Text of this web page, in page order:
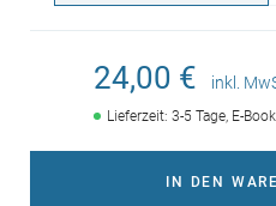
24,00 € inkl.
Lieferzeit: 3-5 Tage, E-
IN DEN